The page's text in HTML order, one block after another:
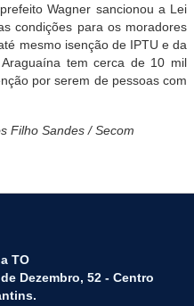
Wagner sancionou a Lei
condições para os moradores
mesmo isenção de IPTU e da
tem cerca de 10 mil
por serem de pessoas com
Filho Sandes / Secom
TO
Dezembro, 52 - Centro